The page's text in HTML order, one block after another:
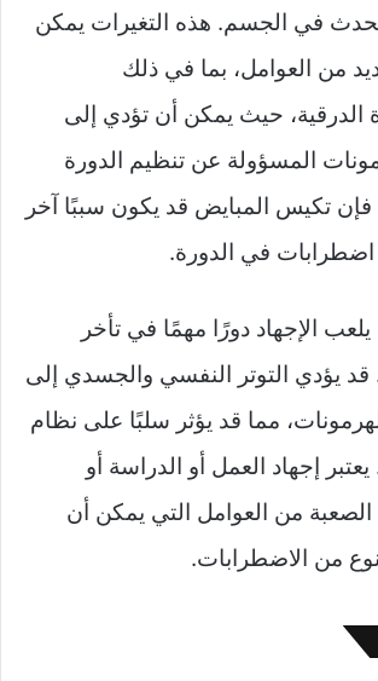
تحدث في الجسم. هذه التغيرات يمكن
من العوامل، بما في ذلك
الدرقية، حيث يمكن أن تؤدي إلى
المسؤولة عن تنظيم الدورة
فإن تكيس المبايض قد يكون سببًا آخر
اضطرابات في الدورة.
الإجهاد دورًا مهمًا في تأخر
قد يؤدي التوتر النفسي والجسدي إلى
مما قد يؤثر سلبًا على نظام
إجهاد العمل أو الدراسة أو
الصعبة من العوامل التي يمكن أن
من الاضطرابات.